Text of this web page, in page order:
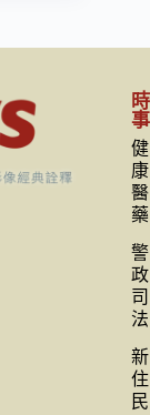
時
事
健
康
醫
藥
警
政
司
法
新
住
民